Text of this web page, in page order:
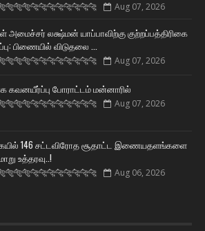
Aug 07, 2026
அமைச்சர் லக்ஷ்மன் யாப்பாவிற்கு குற்றப்பத்திரிகை
பிணையில் விடுதலை ...
Aug 07, 2026
கவனயீர்ப்பு போராட்டம் மன்னாரில்
Aug 07, 2026
146 சட்டவிரோத சூதாட்ட இணையதளங்களை
உத்தரவு..!
Aug 06, 2026